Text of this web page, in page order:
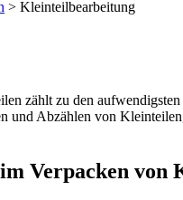
> Kleinteilbearbeitung
zählt zu den
und Abzählen von
Verpacken von